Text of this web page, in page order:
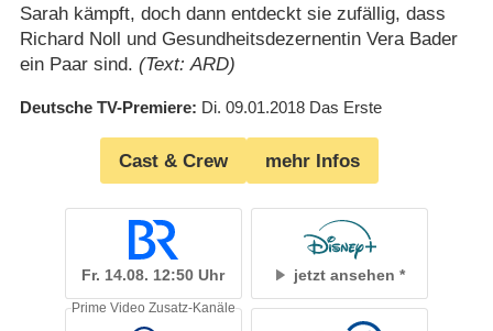
Sarah kämpft, doch dann entdeckt sie zufällig, dass
Richard Noll und Gesundheitsdezernentin Vera Bader
ein Paar sind. (Text: ARD)
Deutsche TV-Premiere Di. 09.01.2018 Das Erste
Cast & Crew mehr Infos
Fr. 14.08. 12:50 Uhr jetzt ansehen
Prime Video Zusatz-Kanäle